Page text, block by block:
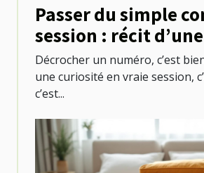
Passer du simple
session : récit d’une
première
Décrocher un numéro, c’est
une curiosité en vraie session,
c’est...